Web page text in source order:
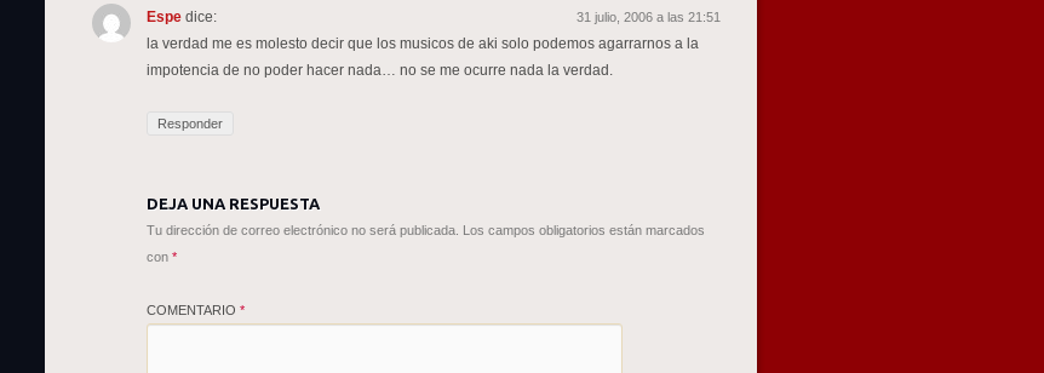
Espe dice: 31 julio, 2006 a las 21:51
la verdad me es molesto decir que los musicos de aki solo podemos agarrarnos a la
impotencia de no poder hacer nada… no se me ocurre nada la verdad.
Responder
DEJA UNA RESPUESTA
Tu dirección de correo electrónico no será publicada. Los campos obligatorios están marcados
con *
COMENTARIO *